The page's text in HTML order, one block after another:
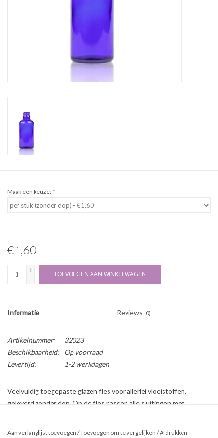
Maak een keuze: *
€1,60
+
-
TOEVOEGEN AAN WINKELWAGEN
Informatie Reviews (0)
Artikelnummer:
32023
Beschikbaarheid:
Op voorraad
Levertijd:
1-2 werkdagen
Veelvuldig toegepaste glazen fles voor allerlei vloeistoffen,
geleverd zonder dop. Op de fles passen alle sluitingen met
Blauwglas beschermt tegen zonlicht waardoor de vloeistof goed
Aan verlanglijst toevoegen /Toevoegen om te vergelijken /Afdrukken